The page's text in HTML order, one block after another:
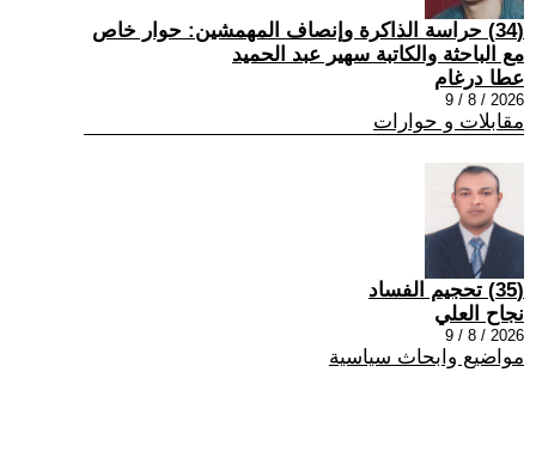
(34) حراسة الذاكرة وإنصاف المهمشين: حوار خاص
مع الباحثة والكاتبة سهير عبد الحميد
عطا درغام
2026 / 8 / 9
مقابلات و حوارات
(35) تحجيم الفساد
نجاح العلي
2026 / 8 / 9
مواضيع وابحاث سياسية